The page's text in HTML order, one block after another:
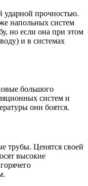
прочностью.
напольных систем
но если она при этом
и в системах
большого
систем и
они боятся.
трубы. Ценятся своей
высокие